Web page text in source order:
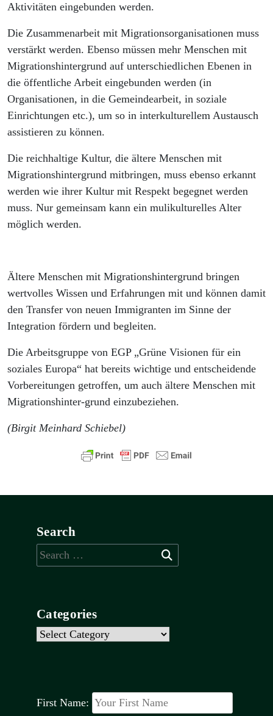
Aktivitäten eingebunden werden.
Die Zusammenarbeit mit Migrationsorganisationen muss
verstärkt werden. Ebenso müssen mehr Menschen mit
Migrationshintergrund auf unterschiedlichen Ebenen in
die öffentliche Arbeit eingebunden werden (in
Organisationen, in die Gemeindearbeit, in soziale
Einrichtungen etc.), um so in interkulturellem Austausch
assistieren zu können.
Die reichhaltige Kultur, die ältere Menschen mit
Migrationshintergrund mitbringen, muss ebenso erkannt
werden wie ihrer Kultur mit Respekt begegnet werden
muss. Nur gemeinsam kann ein mulikulturelles Alter
möglich werden.
Ältere Menschen mit Migrationshintergrund bringen
wertvolles Wissen und Erfahrungen mit und können damit
den Transfer von neuen Immigranten im Sinne der
Integration fördern und begleiten.
Die Arbeitsgruppe von EGP „Grüne Visionen für ein
soziales Europa“ hat bereits wichtige und entscheidende
Vorbereitungen getroffen, um auch ältere Menschen mit
Migrationshinter-grund einzubeziehen.
(Birgit Meinhard Schiebel)
Search
Search
for:
Categories
Categories
First Name: